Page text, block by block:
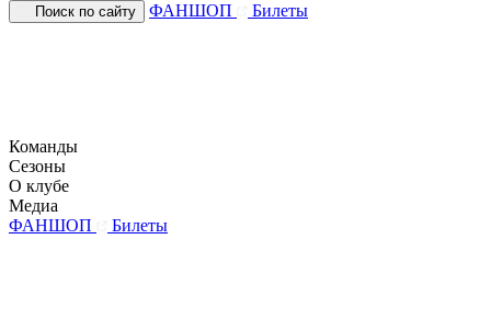
Поиск по сайту ФАНШОП Билеты
Команды
Сезоны
О клубе
Медиа
ФАНШОП
Билеты